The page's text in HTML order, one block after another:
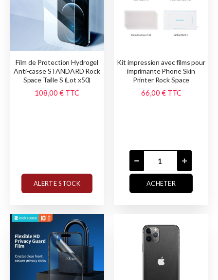
Film de Protection Hydrogel
Anti-casse STANDARD Rock
Space Taille S (Lot x50)
108,00 € TTC
ALERTE STOCK
Kit impression avec films pour
imprimante Phone Skin
Printer Rock Space
66,00 € TTC
ACHETER